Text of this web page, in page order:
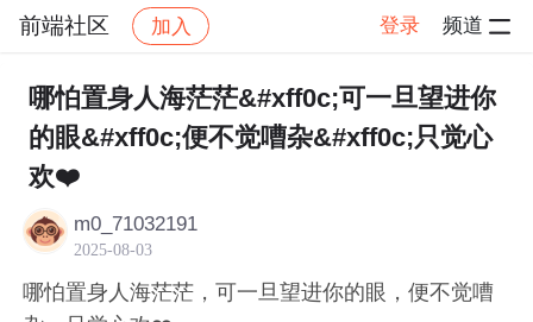
前端社区 加入 登录 频道
社区 前端社区 感慨 帖子详情
哪怕置身人海茫茫&#xff0c;可一旦望进你
的眼&#xff0c;便不觉嘈杂&#xff0c;只觉心
欢❤️
m0_71032191
2025-08-03
哪怕置身人海茫茫，可一旦望进你的眼，便不觉嘈